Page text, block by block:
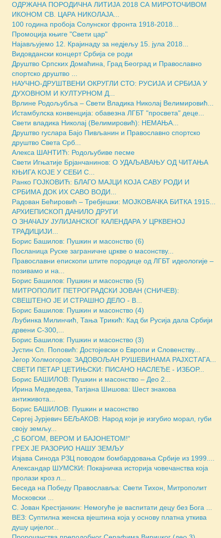
ОДРЖАНА ПОРОДИЧНА ЛИТИЈА 2018 СА МИРОТОЧИВОМ
ИКОНОМ СВ. ЦАРА НИКОЛАЈА...
100 година пробоја Солунског фронта 1918-2018...
Промоција књиге "Свети цар"
Најављујемо 12. Крајинаду за недјељу 15. јула 2018...
Видовдански концерт Србија се роди
Друштво Српских Домаћина, Град Београд и Православно
спортско друштво ...
НАУЧНО-ДРУШТВЕНИ ОКРУГЛИ СТО: РУСИЈА И СРБИЈА У
ДУХОВНОМ И КУЛТУРНОМ Д...
Врлине Родољубља – Свети Владика Николај Велимировић...
Истамбулска конвенција: обавезна ЛГБТ "просвета" деце...
Свети владика Николај (Велимировић): НЕМАЊА...
Друштво гуслара Бајо Пивљанин и Православно спортско
друштво Света Срб...
Алекса ШАНТИЋ: Родољубиве песме
Свети Игњатиjе Брјанчанинов: О УДАЉАВАЊУ ОД ЧИТАЊА
КЊИГА КОЈЕ У СЕБИ С...
Ранко ГОЈКОВИЋ: БЛАГО МАЈЦИ КОЈА САВУ РОДИ И
СРБИМА ДОК ИХ САВО ВОДИ...
Радован Бећировић – Требјешки: МОЈКОВАЧКА БИТКА 1915...
АРХИЕПИСКОП ДАНИЛО ДРУГИ
О ЗНАЧАЈУ ЈУЛИЈАНСКОГ КАЛЕНДАРА У ЦРКВЕНОЈ
ТРАДИЦИЈИ...
Борис Башилов: Пушкин и масонство (6)
Посланица Руске заграничне цркве о масонству...
Православни епископи штите породице од ЛГБТ идеологије –
позивамо и на...
Борис Башилов: Пушкин и масонство (5)
МИТРОПОЛИТ ПЕТРОГРАДСКИ ЈОВАН (СНИЧЕВ):
СВЕШТЕНО ЈЕ И СТРАШНО ДЕЛО - В...
Борис Башилов: Пушкин и масонство (4)
Љубинка Милинчић, Тања Трикић: Кад би Русија дала Србији
дрвени С-300,...
Борис Башилов: Пушкин и масонство (3)
Јустин Сп. Поповић: Достојевски о Европи и Словенству...
Јегор Холмогоров: ЗАДОВОЉАН РУШЕВИНАМА РАЈХСТАГА...
СВЕТИ ПЕТАР ЦЕТИЊСКИ: ПИСАНО НАСЛЕЂЕ - ИЗБОР...
Борис БАШИЛОВ: Пушкин и масонство – Део 2...
Ирина Медведева, Татјана Шишова: Шест знакова
антиживота...
Борис БАШИЛОВ: Пушкин и масонство
Сергеј Јурјевич БЕЉАКОВ: Народ који је изгубио морал, губи
своју земљу...
„С БОГОМ, ВЕРОМ И БАЈОНЕТОМ!“
ГРЕХ ЈЕ РАЗОРИО НАШУ ЗЕМЉУ
Изјава Синода РЗЦ поводом бомбардовања Србије из 1999....
Александар ШУМСКИ: Покајничка историја човечанства која
пролази кроз л...
Беседа на Победу Православља: Свети Тихон, Митрополит
Московски ...
С. Јован Крестјанкин: Немогуће је васпитати децу без Бога ...
ВЕЗ: Суптилна женска вјештина која у основу платна уткива
душу цијелог...